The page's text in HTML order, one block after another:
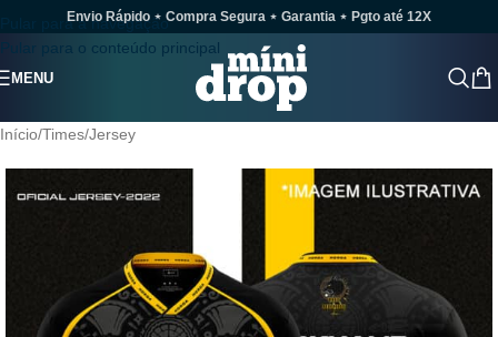
Pular para a navegação
Pular para o conteúdo principal
Envio Rápido ⋆ Compra Segura ⋆ Garantia ⋆ Pgto até 12X
MENU
Início/Times/Jersey